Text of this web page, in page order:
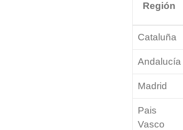
Región
Cataluña
Andalucía
Madrid
Pais
Vasco